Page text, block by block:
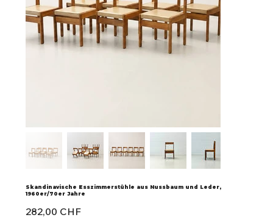
Skandinavische Esszimmerstühle aus Nussbaum und Leder,
1960er/70er Jahre
Preis
282,00 CHF